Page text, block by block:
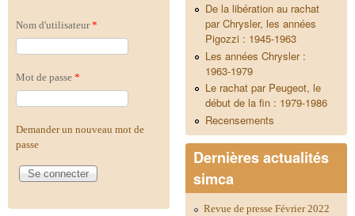
Nom d'utilisateur*
Mot de passe *
Demander un nouveau mot de
passe
De la libération au rachat
par Chrysler, les années
Pigozzi : 1945-1963
Les années Chrysler :
1963-1979
Le rachat par Peugeot, le
début de la fin : 1979-1986
Recensements
Dernières actualités
simca
Revue de presse Février 2022